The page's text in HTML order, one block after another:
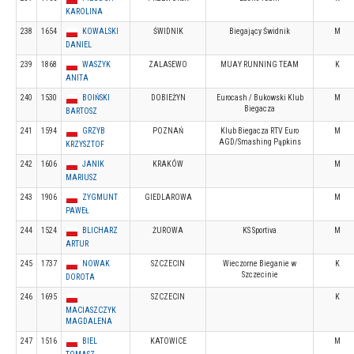
KAROLINA
238 1654
KOWALSKI
DANIEL
ŚWIDNIK Biegający Świdnik M
239 1868
WASZYK
ANITA
ZALASEWO MUAY RUNNING TEAM K
240 1530
BOIŃSKI
BARTOSZ
DOBIEŻYN
Eurocash / Bukowski Klub
Biegacza
M
241 1594
GRZYB
KRZYSZTOF
POZNAŃ
Klub Biegacza RTV Euro
AGD/Smashing Pąpkins
M
242 1606
JANIK
MARIUSZ
KRAKÓW M
243 1906
ZYGMUNT
PAWEŁ
GIEDLAROWA M
244 1524
BLICHARZ
ARTUR
ŻUROWA KS Sportiva M
245 1737
NOWAK
DOROTA
SZCZECIN
Wieczorne Bieganie w
Szczecinie
K
246
1695
MACIASZCZYK
MAGDALENA
SZCZECIN K
247 1516
BIEL
KATOWICE M